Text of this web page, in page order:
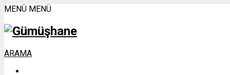
MENÜ MENÜ
ARAMA